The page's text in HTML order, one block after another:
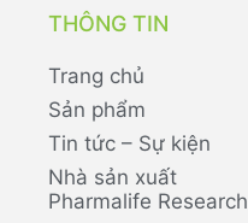
THÔNG TIN
Trang chủ
Sản phẩm
Tin tức – Sự kiện
Nhà sản xuất
Pharmalife Research